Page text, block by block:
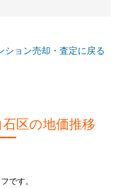
ション売却・査定に戻る
区の地価推移
です。